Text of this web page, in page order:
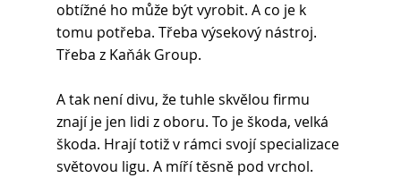
obtížné ho může být vyrobit. A co je k
tomu potřeba. Třeba výsekový nástroj.
Třeba z Kaňák Group.
A tak není divu, že tuhle skvělou firmu
znají je jen lidi z oboru. To je škoda, velká
škoda. Hrají totiž v rámci svojí specializace
světovou ligu. A míří těsně pod vrchol.